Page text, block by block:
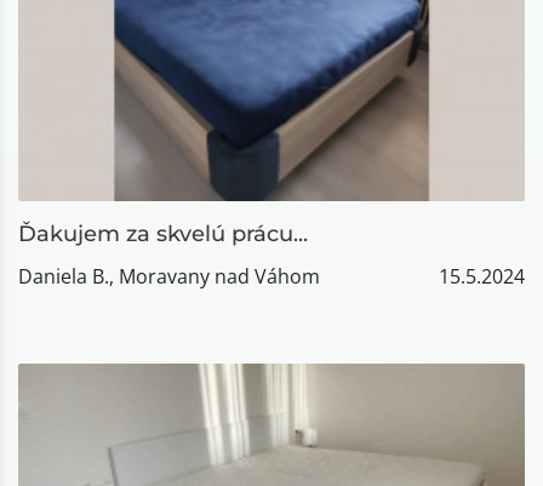
Ďakujem za skvelú prácu...
Daniela B., Moravany nad Váhom
15.5.2024